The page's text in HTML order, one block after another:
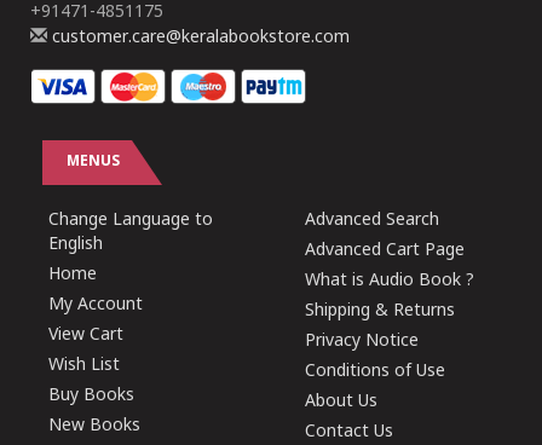
+91471-4851175
customer.care@keralabookstore.com
MENUS
Change Language to
English
Home
My Account
View Cart
Wish List
Buy Books
New Books
Advanced Search
Advanced Cart Page
What is Audio Book ?
Shipping & Returns
Privacy Notice
Conditions of Use
About Us
Contact Us